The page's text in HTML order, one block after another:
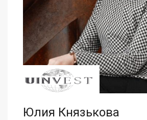
Юлия Князькова